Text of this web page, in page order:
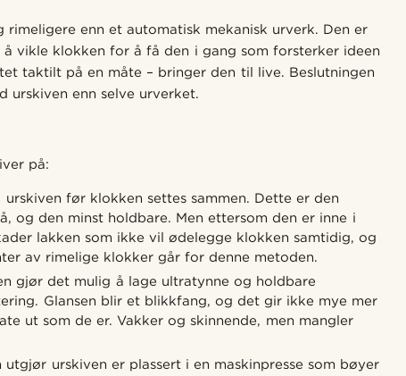
enn et automatisk mekanisk urverk. Den er
vikle klokken for å få den i gang som forsterker ideen
taktilt på en måte – bringer den til live. Beslutningen
urskiven enn selve urverket.
på:
før klokken settes sammen. Dette er den
og den minst holdbare. Men ettersom den er inne i
lakken som ikke vil ødelegge klokken samtidig, og
av rimelige klokker går for denne metoden.
gjør det mulig å lage ultratynne og holdbare
Glansen blir et blikkfang, og det gir ikke mye mer
ut som de er. Vakker og skinnende, men mangler
urskiven er plassert i en maskinpresse som bøyer